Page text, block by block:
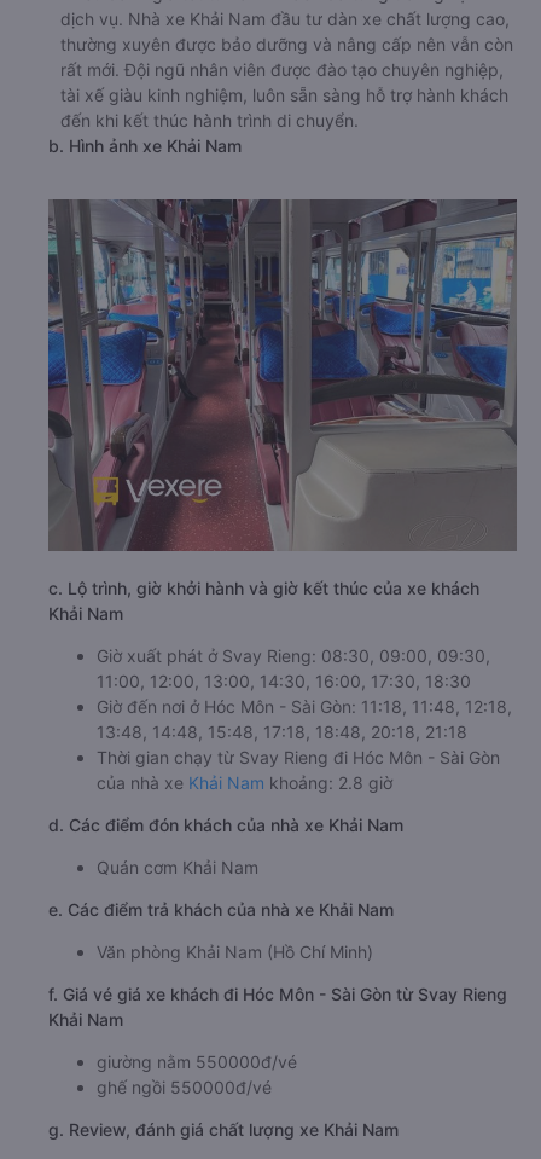
dịch vụ. Nhà xe Khải Nam đầu tư dàn xe chất lượng cao,
thường xuyên được bảo dưỡng và nâng cấp nên vẫn còn
rất mới. Đội ngũ nhân viên được đào tạo chuyên nghiệp,
tài xế giàu kinh nghiệm, luôn sẵn sàng hỗ trợ hành khách
đến khi kết thúc hành trình di chuyển.
b. Hình ảnh xe Khải Nam
c. Lộ trình, giờ khởi hành và giờ kết thúc của xe khách
Khải Nam
Giờ xuất phát ở Svay Rieng: 08:30, 09:00, 09:30,
11:00, 12:00, 13:00, 14:30, 16:00, 17:30, 18:30
Giờ đến nơi ở Hóc Môn - Sài Gòn: 11:18, 11:48, 12:18,
13:48, 14:48, 15:48, 17:18, 18:48, 20:18, 21:18
Thời gian chạy từ Svay Rieng đi Hóc Môn - Sài Gòn
của nhà xe Khải Nam khoảng: 2.8 giờ
d. Các điểm đón khách của nhà xe Khải Nam
Quán cơm Khải Nam
e. Các điểm trả khách của nhà xe Khải Nam
Văn phòng Khải Nam (Hồ Chí Minh)
f. Giá vé giá xe khách đi Hóc Môn - Sài Gòn từ Svay Rieng
Khải Nam
giường nằm 550000đ/vé
ghế ngồi 550000đ/vé
g. Review, đánh giá chất lượng xe Khải Nam